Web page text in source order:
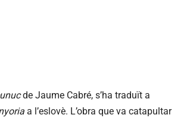
de Jaume Cabré, s’ha traduït a
a l’eslovè. L’obra que va catapultar